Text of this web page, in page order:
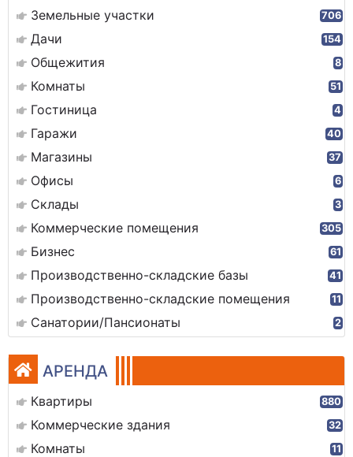
Земельные участки 706
Дачи 154
Общежития 8
Комнаты 51
Гостиница 4
Гаражи 40
Магазины 37
Офисы 6
Склады 3
Коммерческие помещения 305
Бизнес 61
Производственно-складские базы 41
Производственно-складские помещения 11
Санатории/Пансионаты 2
АРЕНДА
Квартиры 880
Коммерческие здания 32
Комнаты 11